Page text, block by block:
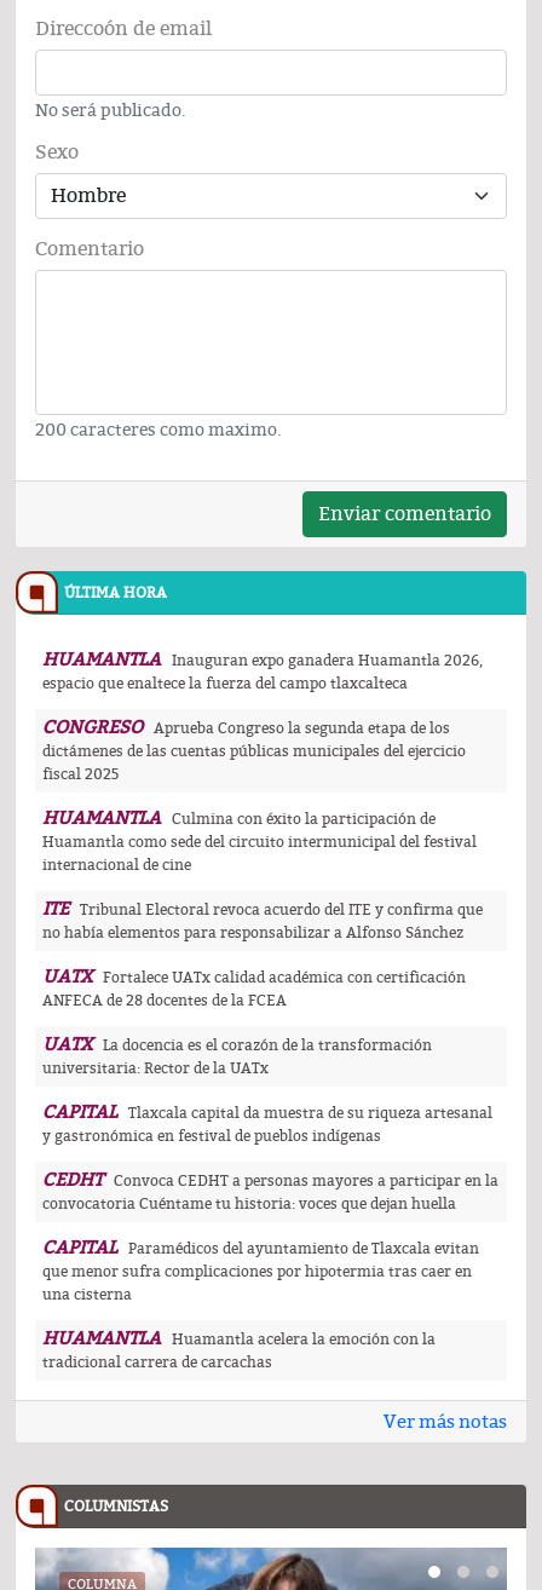
Direccoón de email
No será publicado.
Sexo
Comentario
200 caracteres como maximo.
Enviar comentario
ÚLTIMA HORA
HUAMANTLA
Inauguran expo ganadera Huamantla 2026,
espacio que enaltece la fuerza del campo tlaxcalteca
CONGRESO
Aprueba Congreso la segunda etapa de los
dictámenes de las cuentas públicas municipales del ejercicio
fiscal 2025
HUAMANTLA
Culmina con éxito la participación de
Huamantla como sede del circuito intermunicipal del festival
internacional de cine
ITE
Tribunal Electoral revoca acuerdo del ITE y confirma que
no había elementos para responsabilizar a Alfonso Sánchez
UATX
Fortalece UATx calidad académica con certificación
ANFECA de 28 docentes de la FCEA
UATX
La docencia es el corazón de la transformación
universitaria: Rector de la UATx
CAPITAL
Tlaxcala capital da muestra de su riqueza artesanal
y gastronómica en festival de pueblos indígenas
CEDHT
Convoca CEDHT a personas mayores a participar en la
convocatoria Cuéntame tu historia: voces que dejan huella
CAPITAL
Paramédicos del ayuntamiento de Tlaxcala evitan
que menor sufra complicaciones por hipotermia tras caer en
una cisterna
HUAMANTLA
Huamantla acelera la emoción con la
tradicional carrera de carcachas
Ver más notas
COLUMNISTAS
COLUMNA